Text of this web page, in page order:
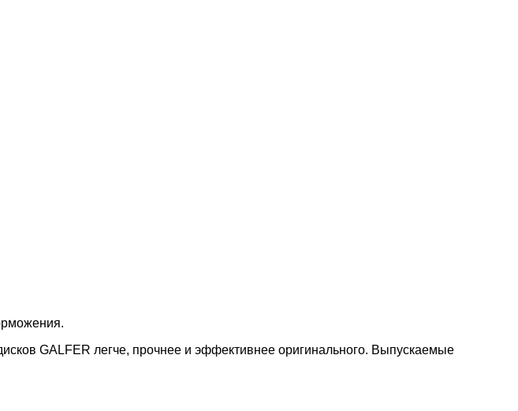
GALFER легче, прочнее и эффективнее оригинального. Выпускаемые